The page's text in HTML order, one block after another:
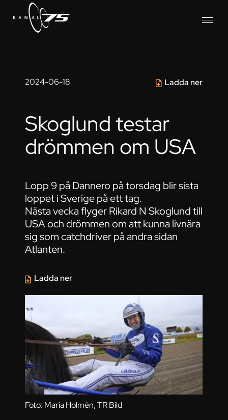
2024-06-18
Foto: Maria Holmén, TR Bild
Ladda ner
Skoglund testar
drömmen om USA
Lopp 9 på Dannero på torsdag blir sista
loppet i Sverige på ett tag.
Nästa vecka flyger Rikard N Skoglund till
USA och drömmen om att kunna livnära
sig som catchdriver på andra sidan
Atlanten.
Ladda ner